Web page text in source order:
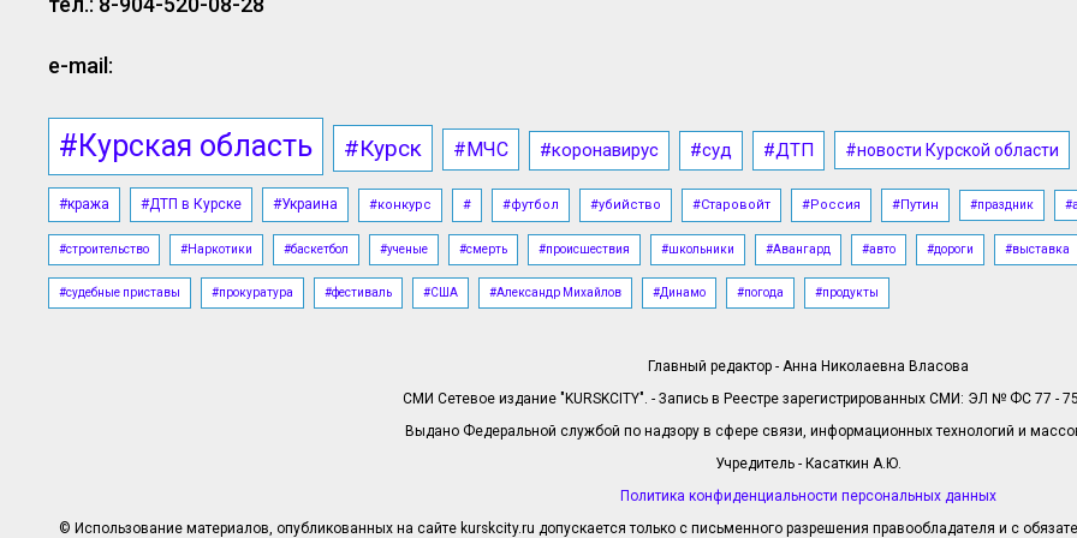
e-mail:
#Курская область #Курск #МЧС #коронавирус #суд #ДТП #новости Курской области
#кража #ДТП в Курске #Украина #конкурс # #футбол #убийство #Старовойт #Россия #Путин #праздник
#строительство #Наркотики #баскетбол #ученые #смерть #происшествия #школьники #Авангард #авто #дороги #выставка
#судебные приставы #прокуратура #фестиваль #США #Александр Михайлов #Динамо #погода #продукты
Главный редактор - Анна Николаевна Власова
СМИ Сетевое издание "KURSKCITY". - Запись в Реестре зарегистрированных СМИ: ЭЛ № ФС 77 -
Выдано Федеральной службой по надзору в сфере связи, информационных технологий и
Учредитель - Касаткин А.Ю.
Политика конфиденциальности персональных данных
© Использование материалов, опубликованных на сайте kurskcity.ru допускается только с письменного разрешения правообладателя и с